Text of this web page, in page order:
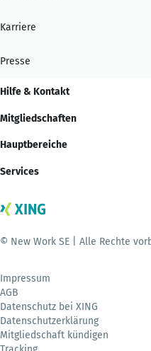
Karriere
Presse
Hilfe & Kontakt
Mitgliedschaften
Hauptbereiche
Services
© New Work SE | Alle Rechte
Impressum
AGB
Datenschutz bei XING
Datenschutzerklärung
Mitgliedschaft kündigen